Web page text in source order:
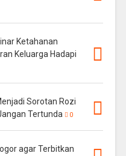
Ketahanan
Keluarga Hadapi
Sorotan Rozi
Tertunda
0
agar Terbitkan